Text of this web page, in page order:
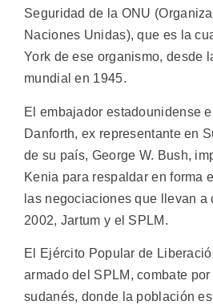
Seguridad de la ONU
Naciones Unidas), que es la
York de ese organismo, desde
mundial en 1945.
El embajador estadounidense
Danforth, ex representante en
de su país, George W. Bush,
Kenia para respaldar en forma
las negociaciones que llevan a
2002, Jartum y el SPLM.
El Ejército Popular de
armado del SPLM, combate
sudanés, donde la población